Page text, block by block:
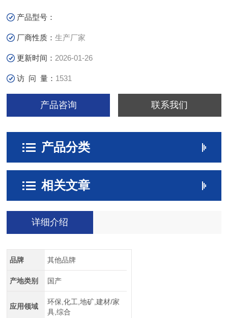
产品型号：
厂商性质：生产厂家
更新时间： 2026-01-26
访 问 量： 1531
产品咨询 联系我们
产品分类
相关文章
详细介绍
品牌 其他品牌
产地类别 国产
应用领域
环保,化工,地矿,建材/家
具,综合